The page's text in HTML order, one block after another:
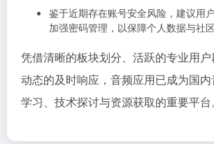
鉴于近期存在账号安全风险，建议用
加强密码管理，以保障个人数据与社区
凭借清晰的板块划分、活跃的专业用
动态的及时响应，音频应用已成为国
学习、技术探讨与资源获取的重要平台。